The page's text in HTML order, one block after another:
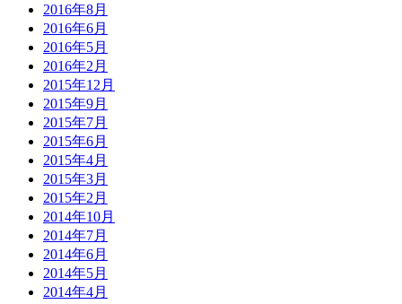
2016年8月
2016年6月
2016年5月
2016年2月
2015年12月
2015年9月
2015年7月
2015年6月
2015年4月
2015年3月
2015年2月
2014年10月
2014年7月
2014年6月
2014年5月
2014年4月